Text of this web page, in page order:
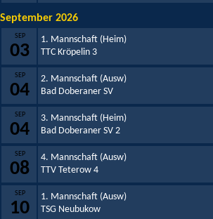
September 2026
SEP
03
1. Mannschaft (Heim)
TTC Kröpelin 3
SEP
04
2. Mannschaft (Ausw)
Bad Doberaner SV
SEP
04
3. Mannschaft (Heim)
Bad Doberaner SV 2
SEP
08
4. Mannschaft (Ausw)
TTV Teterow 4
SEP
10
1. Mannschaft (Ausw)
TSG Neubukow